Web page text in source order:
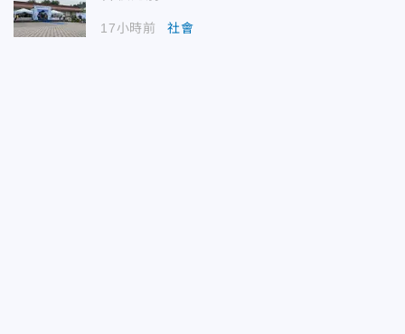
17小時前 社會